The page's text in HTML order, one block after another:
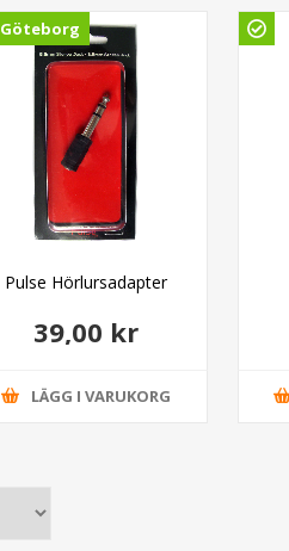
Göteborg
Pulse Hörlursadapter
39,00 kr
LÄGG I VARUKORG